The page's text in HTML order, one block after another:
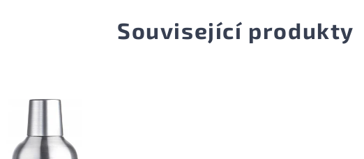
Související produkty